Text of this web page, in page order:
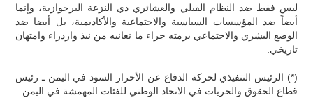
ليس فقط ضد النظام القبلي والعشائري ذي النزعة البرجوازية، وإنما
أيضاً ضد المؤسسات السياسية والاجتماعية والأكاديمية، بل أيضا ضد
الوضع البشري والاجتماعي برمته جراء ما نعانيه من نبذ وازدراء وامتهان
تاريخي.
(*) الرئيس التنفيذي لحركة الدفاع عن الأحرار السود في اليمن ـ رئيس
قطاع الحقوق والحريات في الاتحاد الوطني للفئات المهمشة في اليمن.